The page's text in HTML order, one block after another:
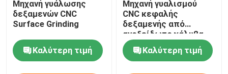
Μηχανή γυάλωσης
δεξαμενών CNC
Surface Grinding
Καλύτερη τιμή
Μηχανή γυαλισμού
CNC κεφαλής
δεξαμενής από
ανοξείδωτο χάλυβα
Καλύτερη τιμή